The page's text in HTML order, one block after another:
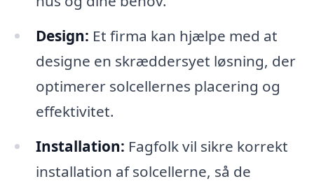
Design: Et firma kan hjælpe med at
designe en skræddersyet løsning, der
optimerer solcellernes placering og
effektivitet.
Installation: Fagfolk vil sikre korrekt
installation af solcellerne, så de